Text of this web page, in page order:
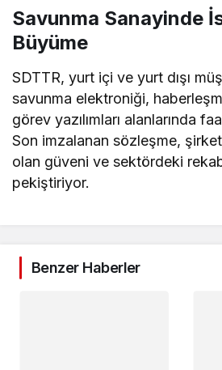
Savunma Sanayinde
Büyüme
SDTTR, yurt içi ve yurt dışı
savunma elektroniği,
görev yazılımları alanlarında
Son imzalanan sözleşme,
olan güveni ve sektördeki
pekiştiriyor.
Benzer Haberler